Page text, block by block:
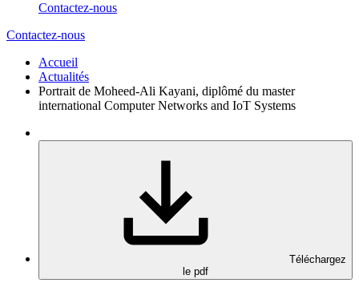
Contactez-nous
Contactez-nous
Accueil
Actualités
Portrait de Moheed-Ali Kayani, diplômé du master
international Computer Networks and IoT Systems
Téléchargez
le pdf